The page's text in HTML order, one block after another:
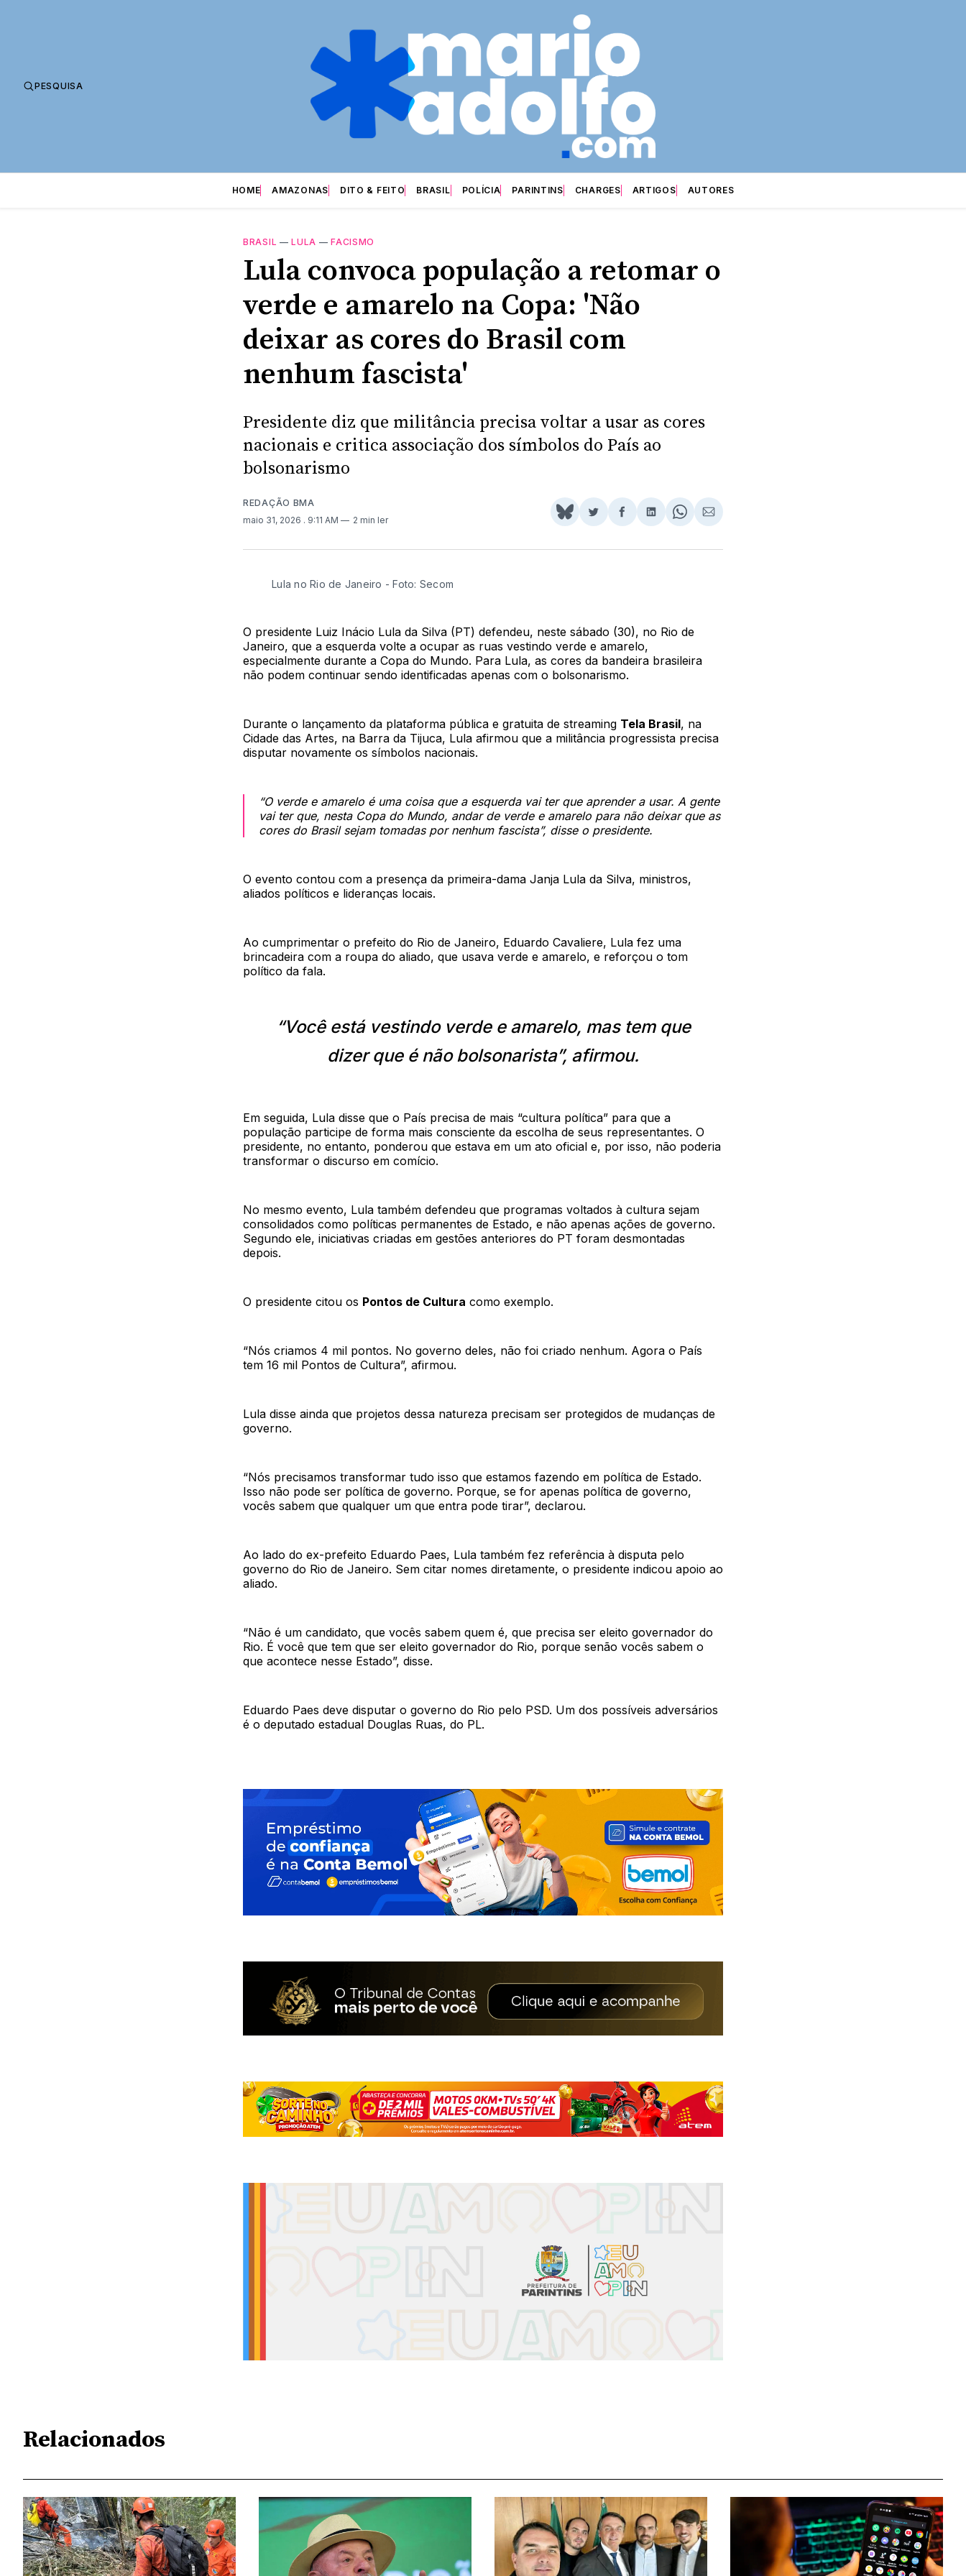
PESQUISA
HOME AMAZONAS DITO & FEITO BRASIL POLÍCIA PARINTINS CHARGES ARTIGOS AUTORES
BRASIL —LULA —FACISMO
Lula convoca população a retomar o
verde e amarelo na Copa: 'Não
deixar as cores do Brasil com
nenhum fascista'
Presidente diz que militância precisa voltar a usar as cores
nacionais e critica associação dos símbolos do País ao
bolsonarismo
REDAÇÃO BMA
maio 31, 2026 . 9:11 AM 2 min ler
Share
BlueSky
Compartilhar
Twitter
Compartilhar
Facebook
Compartilhar
LinkedIn
Share
WhatsApp
Compartilhar
Email
Lula no Rio de Janeiro - Foto: Secom
O presidente Luiz Inácio Lula da Silva (PT) defendeu, neste sábado (30), no Rio de
Janeiro, que a esquerda volte a ocupar as ruas vestindo verde e amarelo,
especialmente durante a Copa do Mundo. Para Lula, as cores da bandeira brasileira
não podem continuar sendo identificadas apenas com o bolsonarismo.
Durante o lançamento da plataforma pública e gratuita de streaming Tela Brasil, na
Cidade das Artes, na Barra da Tijuca, Lula afirmou que a militância progressista precisa
disputar novamente os símbolos nacionais.
“O verde e amarelo é uma coisa que a esquerda vai ter que aprender a usar. A gente
vai ter que, nesta Copa do Mundo, andar de verde e amarelo para não deixar que as
cores do Brasil sejam tomadas por nenhum fascista”, disse o presidente.
O evento contou com a presença da primeira-dama Janja Lula da Silva, ministros,
aliados políticos e lideranças locais.
Ao cumprimentar o prefeito do Rio de Janeiro, Eduardo Cavaliere, Lula fez uma
brincadeira com a roupa do aliado, que usava verde e amarelo, e reforçou o tom
político da fala.
“Você está vestindo verde e amarelo, mas tem que
dizer que é não bolsonarista”, afirmou.
Em seguida, Lula disse que o País precisa de mais “cultura política” para que a
população participe de forma mais consciente da escolha de seus representantes. O
presidente, no entanto, ponderou que estava em um ato oficial e, por isso, não poderia
transformar o discurso em comício.
No mesmo evento, Lula também defendeu que programas voltados à cultura sejam
consolidados como políticas permanentes de Estado, e não apenas ações de governo.
Segundo ele, iniciativas criadas em gestões anteriores do PT foram desmontadas
depois.
O presidente citou os Pontos de Cultura como exemplo.
“Nós criamos 4 mil pontos. No governo deles, não foi criado nenhum. Agora o País
tem 16 mil Pontos de Cultura”, afirmou.
Lula disse ainda que projetos dessa natureza precisam ser protegidos de mudanças de
governo.
“Nós precisamos transformar tudo isso que estamos fazendo em política de Estado.
Isso não pode ser política de governo. Porque, se for apenas política de governo,
vocês sabem que qualquer um que entra pode tirar”, declarou.
Ao lado do ex-prefeito Eduardo Paes, Lula também fez referência à disputa pelo
governo do Rio de Janeiro. Sem citar nomes diretamente, o presidente indicou apoio ao
aliado.
“Não é um candidato, que vocês sabem quem é, que precisa ser eleito governador do
Rio. É você que tem que ser eleito governador do Rio, porque senão vocês sabem o
que acontece nesse Estado”, disse.
Eduardo Paes deve disputar o governo do Rio pelo PSD. Um dos possíveis adversários
é o deputado estadual Douglas Ruas, do PL.
Relacionados